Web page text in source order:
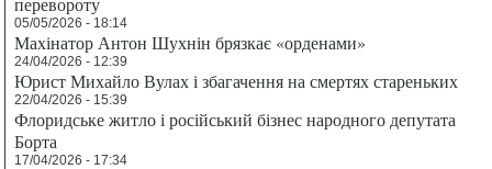
05/05/2026 - 18:14
Махінатор Антон Шухнін брязкає «орденами»
24/04/2026 - 12:39
Юрист Михайло Вулах і збагачення на смертях стареньких
22/04/2026 - 15:39
Флоридське житло і російський бізнес народного депутата
Борта
17/04/2026 - 17:34